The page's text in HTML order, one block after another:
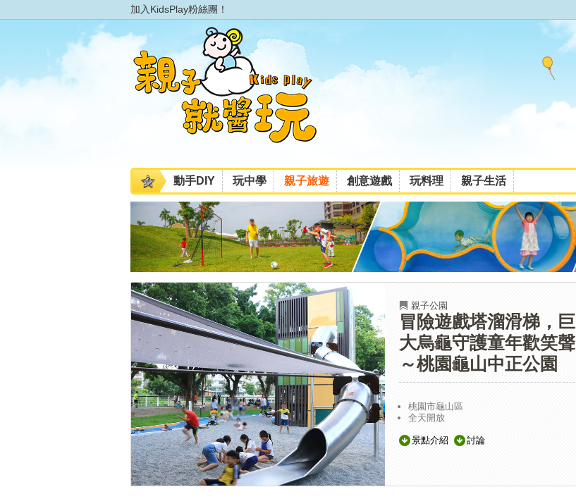
加入KidsPlay粉絲團！
動手DIY 玩中學 親子旅遊 創意遊戲 玩料理 親子生活
親子公園
冒險遊戲塔溜滑梯，巨
大烏龜守護童年歡笑聲
～桃園龜山中正公園
桃園市龜山區
全天開放
景點介紹 討論